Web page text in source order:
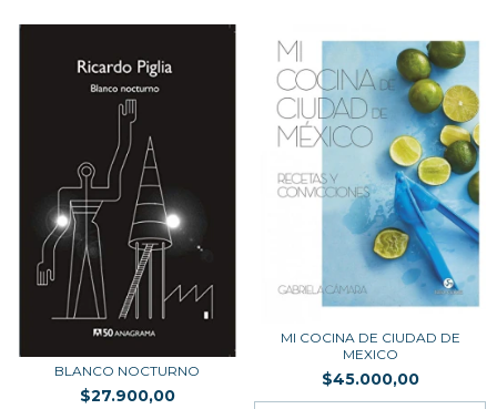
BLANCO NOCTURNO
$27.900,00
MI COCINA DE CIUDAD DE
MEXICO
$45.000,00